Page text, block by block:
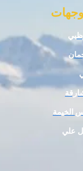
الخيمة
علي